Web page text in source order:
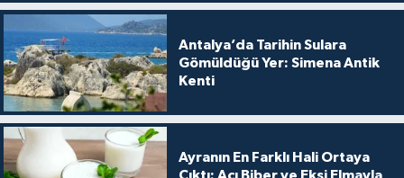
Antalya’da Tarihin Sulara
Gömüldüğü Yer: Simena Antik
Kenti
Ayranın En Farklı Hali Ortaya